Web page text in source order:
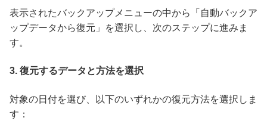
表示されたバックアップメニューの中から「自動バックア
ップデータから復元」を選択し、次のステップに進みま
す。
3. 復元するデータと方法を選択
対象の日付を選び、以下のいずれかの復元方法を選択しま
す：